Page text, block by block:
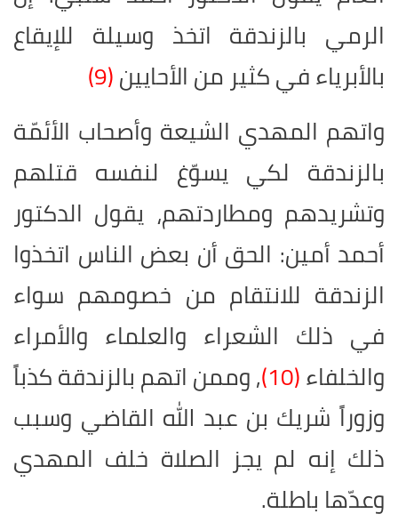
الرمي بالزندقة اتخذ وسيلة للإيقاع
بالأبرياء في كثير من الأحايين(9)
واتهم المهدي الشيعة وأصحاب الأئمّة
بالزندقة لكي يسوّغ لنفسه قتلهم
وتشريدهم ومطاردتهم، يقول الدكتور
أحمد أمين: الحق أن بعض الناس اتخذوا
الزندقة للانتقام من خصومهم سواء
في ذلك الشعراء والعلماء والأمراء
والخلفاء(10)
, وممن اتهم بالزندقة كذباً
وزوراً شريك بن عبد الله القاضي وسبب
ذلك إنه لم يجز الصلاة خلف المهدي
وعدّها باطلة.